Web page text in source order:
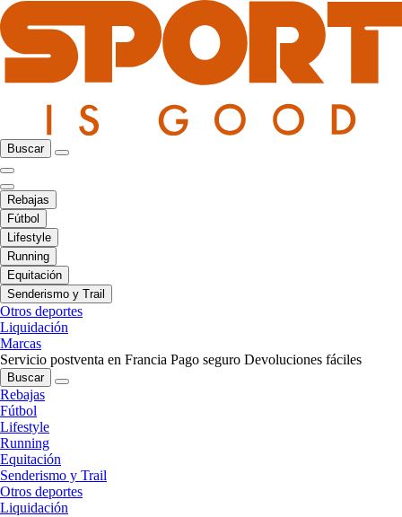
Buscar
Rebajas
Fútbol
Lifestyle
Running
Equitación
Senderismo y Trail
Otros deportes
Liquidación
Marcas
Servicio postventa en Francia Pago seguro Devoluciones fáciles
Buscar
Rebajas
Fútbol
Lifestyle
Running
Equitación
Senderismo y Trail
Otros deportes
Liquidación